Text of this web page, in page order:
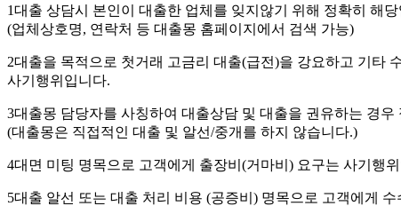
1대출 상담시 본인이 대출한 업체를 잊지않기 위해 정확히 해
(업체상호명, 연락처 등 대출몽 홈페이지에서 검색 가능)
2대출을 목적으로 첫거래 고금리 대출(급전)을 강요하고 기타
사기행위입니다.
3대출몽 담당자를 사칭하여 대출상담 및 대출을 권유하는 경
(대출몽은 직접적인 대출 및 알선/중개를 하지 않습니다.)
4대면 미팅 명목으로 고객에게 출장비(거마비) 요구는 사기행
5대출 알선 또는 대출 처리 비용 (공증비) 명목으로 고객에게